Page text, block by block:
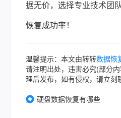
据无价，选择专业技术团
恢复成功率！
温馨提示：本文由转转数据恢
请注明出处，违害必究(部分
理后发布，如有侵权，请立刻
硬盘数据恢复有哪些